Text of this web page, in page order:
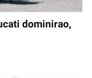
dominirao,